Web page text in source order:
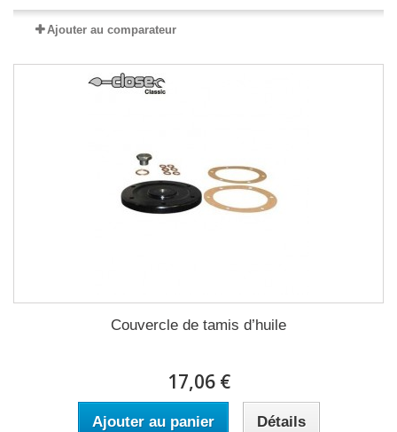
Ajouter au comparateur
Couvercle de tamis d’huile
17,06 €
Ajouter au panier Détails